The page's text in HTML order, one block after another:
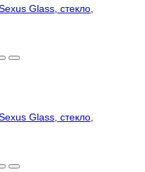
Glass, стекло,
Glass, стекло,